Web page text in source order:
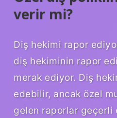
verir mi?
Diş hekimi rapor
diş hekiminin rapor
merak ediyor. Diş
edebilir, ancak özel
gelen raporlar geçerli